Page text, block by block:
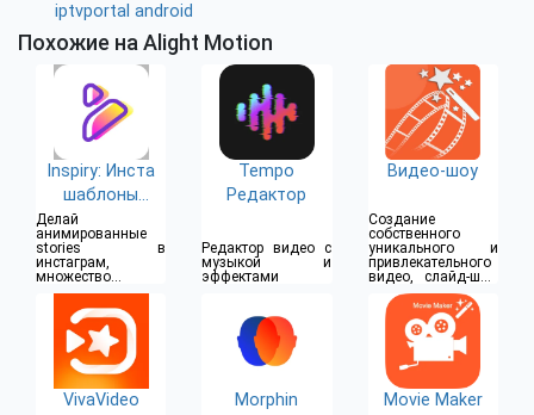
iptvportal android
Похожие на Alight Motion
Inspiry: Инста
шаблоны
stories
Делай
анимированные
stories в
инстаграм,
множество
фильтров и
шаблонов
Tempo
Редактор
Редактор видео с
музыкой и
эффектами
Видео-шоу
Создание
собственного
уникального и
привлекательного
видео, слайд-шоу,
видеоблога
VivaVideo Morphin Movie Maker